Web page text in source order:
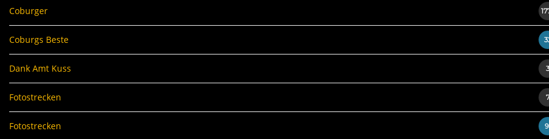
Coburger
Coburgs Beste
Dank Amt Kuss 3
Fotostrecken 7
Fotostrecken